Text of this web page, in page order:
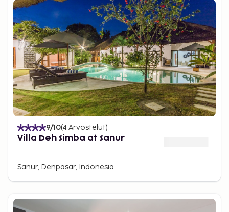
9/10(4 Arvostelut)
Villa Deh Simba at Sanur
Sanur, Denpasar, Indonesia